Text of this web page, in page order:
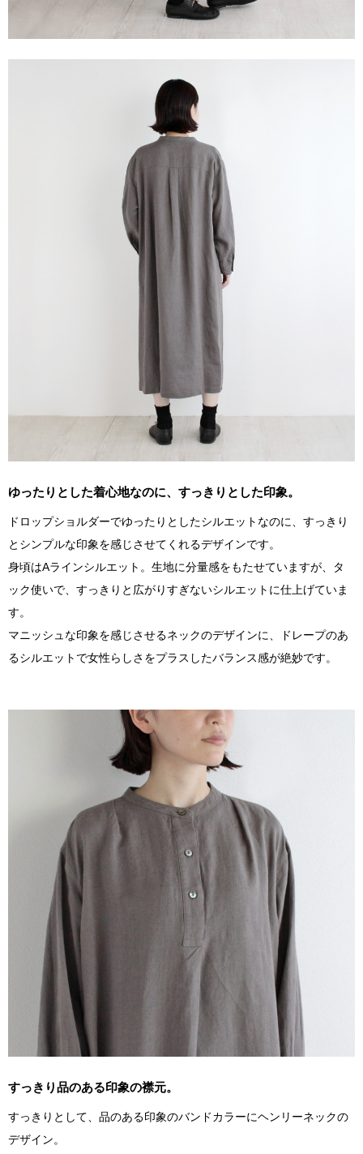
ゆったりとした着心地なのに、すっきりとした印象。
ドロップショルダーでゆったりとしたシルエットなのに、すっきり
とシンプルな印象を感じさせてくれるデザインです。
身頃はAラインシルエット。生地に分量感をもたせていますが、タ
ック使いで、すっきりと広がりすぎないシルエットに仕上げていま
す。
マニッシュな印象を感じさせるネックのデザインに、ドレープのあ
るシルエットで女性らしさをプラスしたバランス感が絶妙です。
すっきり品のある印象の襟元。
すっきりとして、品のある印象のバンドカラーにヘンリーネックの
デザイン。